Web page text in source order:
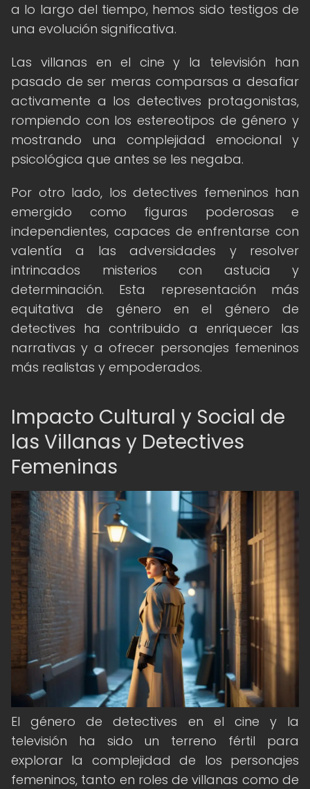
a lo largo del tiempo, hemos sido testigos de
una evolución significativa.
Las villanas en el cine y la televisión han
pasado de ser meras comparsas a desafiar
activamente a los detectives protagonistas,
rompiendo con los estereotipos de género y
mostrando una complejidad emocional y
psicológica que antes se les negaba.
Por otro lado, los detectives femeninos han
emergido como figuras poderosas e
independientes, capaces de enfrentarse con
valentía a las adversidades y resolver
intrincados misterios con astucia y
determinación. Esta representación más
equitativa de género en el género de
detectives ha contribuido a enriquecer las
narrativas y a ofrecer personajes femeninos
más realistas y empoderados.
Impacto Cultural y Social de
las Villanas y Detectives
Femeninas
El género de detectives en el cine y la
televisión ha sido un terreno fértil para
explorar la complejidad de los personajes
femeninos, tanto en roles de villanas como de